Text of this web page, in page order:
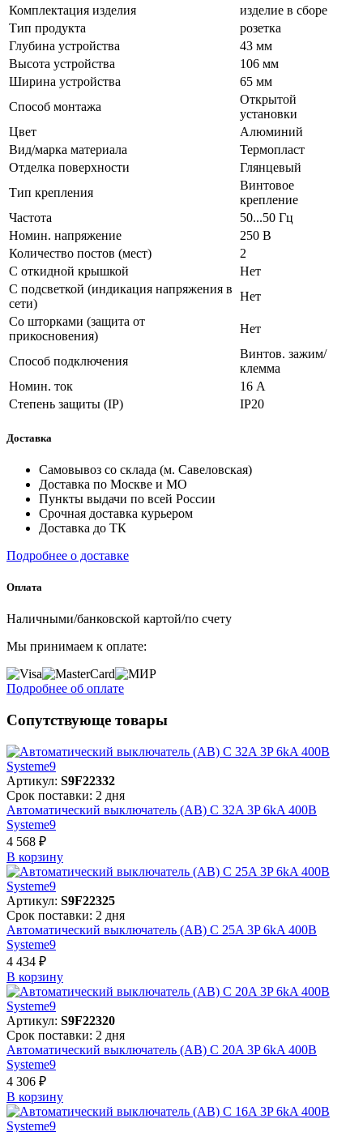
Комплектация изделия
изделие в сборе
Тип продукта
розетка
Глубина устройства
43 мм
Высота устройства
106 мм
Ширина устройства
65 мм
Способ монтажа
Открытой
установки
Цвет
Алюминий
Вид/марка материала
Термопласт
Отделка поверхности
Глянцевый
Тип крепления
Винтовое
крепление
Частота
50...50 Гц
Номин. напряжение
250 В
Количество постов (мест)
2
С откидной крышкой
Нет
С подсветкой (индикация напряжения в
сети)
Нет
Со шторками (защита от
прикосновения)
Нет
Способ подключения
Винтов. зажим/
клемма
Номин. ток
16 А
Степень защиты (IP)
IP20
Доставка
Самовывоз со склада (м. Савеловская)
Доставка по Москве и МО
Пункты выдачи по всей России
Срочная доставка курьером
Доставка до ТК
Подробнее о доставке
Оплата
Наличными/банковской картой/по счету
Мы принимаем к оплате:
Подробнее об оплате
Сопутствующе товары
Артикул: S9F22332
Срок поставки: 2 дня
Автоматический выключатель (АВ) C 32A 3P 6kA 400В
Systeme9
4 568 ₽
В корзинy
Артикул: S9F22325
Срок поставки: 2 дня
Автоматический выключатель (АВ) C 25A 3P 6kA 400В
Systeme9
4 434 ₽
В корзинy
Артикул: S9F22320
Срок поставки: 2 дня
Автоматический выключатель (АВ) C 20A 3P 6kA 400В
Systeme9
4 306 ₽
В корзинy